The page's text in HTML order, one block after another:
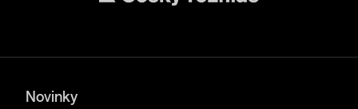
Novinky